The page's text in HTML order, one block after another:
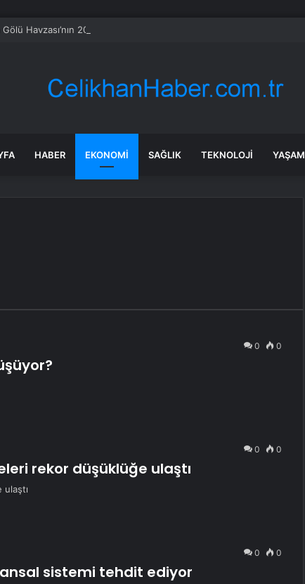
Gölü Havzası’nın 2050 vizyonu şekilleniyor
HABER EKONOMI SAĞLIK TEKNOLOJI YAŞAM
0 0
0 0
rekor düşüklüğe ulaştı
0 0
sistemi tehdit ediyor